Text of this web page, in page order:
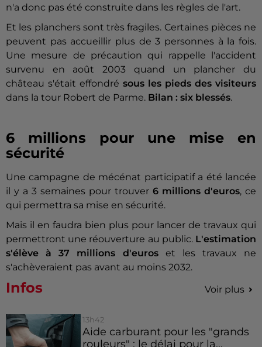
n'a donc pas été construite dans les règles de l'art.
Et les planchers sont très fragiles. Certaines pièces ne
peuvent pas accueillir plus de 3 personnes à la fois.
Une mesure de précaution qui rappelle l'accident
survenu en août 2003 quand un plancher du
château s'était effondré sous les pieds des visiteurs
dans la tour Robert de Parme. Bilan : six blessés.
6 millions pour une mise en
sécurité
Une campagne de mécénat participatif a été lancée
il y a 3 semaines pour trouver 6 millions d'euros, ce
qui permettra sa mise en sécurité.
Mais il en faudra bien plus pour lancer de travaux qui
permettront une réouverture au public. L'estimation
s'élève à 37 millions d'euroset les travaux ne
s'achèveraient pas avant au moins 2032.
Infos Voir plus
13h42
Aide carburant pour les "grands
rouleurs" : le délai pour la...